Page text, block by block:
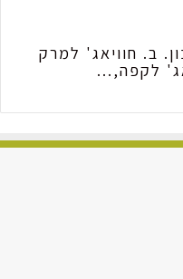
ב. חוויאג' למרק
לקפה,...